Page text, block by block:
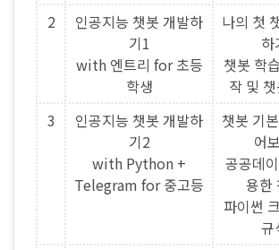
2
인공지능 챗봇 개발하
기1
with 엔트리 for 초등
학생
나의 첫
하
챗봇 학
작 및
3
인공지능 챗봇 개발하
기2
with Python +
Telegram for 중고등
챗봇 기
어
공공데
용한
파이썬
규